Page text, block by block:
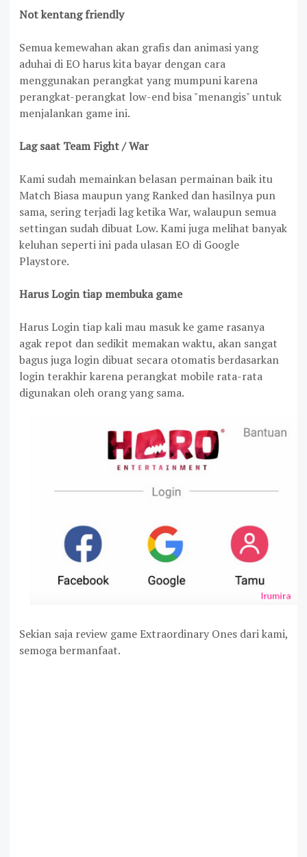
Not kentang friendly
Semua kemewahan akan grafis dan animasi yang
aduhai di EO harus kita bayar dengan cara
menggunakan perangkat yang mumpuni karena
perangkat-perangkat low-end bisa "menangis" untuk
menjalankan game ini.
Lag saat Team Fight / War
Kami sudah memainkan belasan permainan baik itu
Match Biasa maupun yang Ranked dan hasilnya pun
sama, sering terjadi lag ketika War, walaupun semua
settingan sudah dibuat Low. Kami juga melihat banyak
keluhan seperti ini pada ulasan EO di Google
Playstore.
Harus Login tiap membuka game
Harus Login tiap kali mau masuk ke game rasanya
agak repot dan sedikit memakan waktu, akan sangat
bagus juga login dibuat secara otomatis berdasarkan
login terakhir karena perangkat mobile rata-rata
digunakan oleh orang yang sama.
Sekian saja review game Extraordinary Ones dari kami,
semoga bermanfaat.